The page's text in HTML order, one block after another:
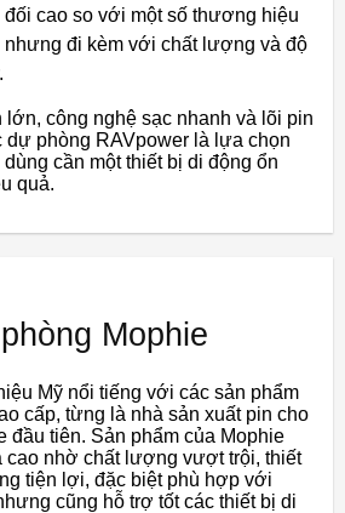
cao so với một số thương hiệu
nhưng đi kèm với chất lượng và độ
công nghệ sạc nhanh và lõi pin
dự phòng RAVpower là lựa chọn
cần một thiết bị di động ổn
quả.
Mophie
Mỹ nổi tiếng với các sản phẩm
cấp, từng là nhà sản xuất pin cho
đầu tiên. Sản phẩm của Mophie
cao nhờ chất lượng vượt trội, thiết
tiện lợi, đặc biệt phù hợp với
cũng hỗ trợ tốt các thiết bị di